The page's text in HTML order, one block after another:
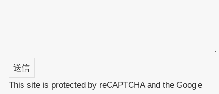
This site is protected by reCAPTCHA and the Google